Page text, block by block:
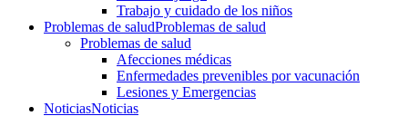
Trabajo y cuidado de los niños
Problemas de saludProblemas de salud
Problemas de salud
Afecciones médicas
Enfermedades prevenibles por vacunación
Lesiones y Emergencias
NoticiasNoticias